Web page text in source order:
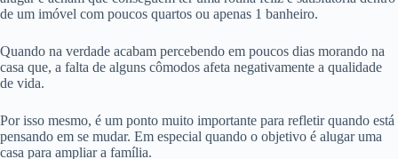
de um imóvel com poucos quartos ou apenas 1 banheiro.
Quando na verdade acabam percebendo em poucos dias morando na
casa que, a falta de alguns cômodos afeta negativamente a qualidade
de vida.
Por isso mesmo, é um ponto muito importante para refletir quando está
pensando em se mudar. Em especial quando o objetivo é alugar uma
casa para ampliar a família.